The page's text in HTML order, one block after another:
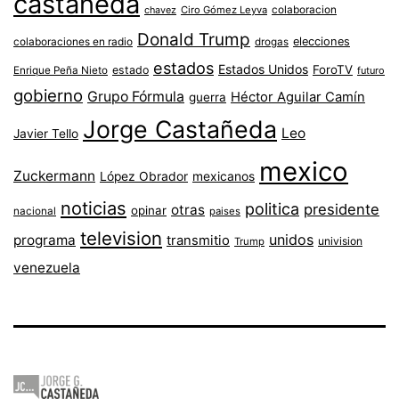
chavez Ciro Gómez Leyva colaboracion
colaboraciones en radio Donald Trump drogas elecciones
Enrique Peña Nieto estado estados Estados Unidos ForoTV futuro
gobierno Grupo Fórmula guerra Héctor Aguilar Camín
Javier Tello Jorge Castañeda Leo
Zuckermann López Obrador mexicanos mexico
nacional noticias opinar otras paises politica presidente
programa television transmitio Trump unidos univision
venezuela